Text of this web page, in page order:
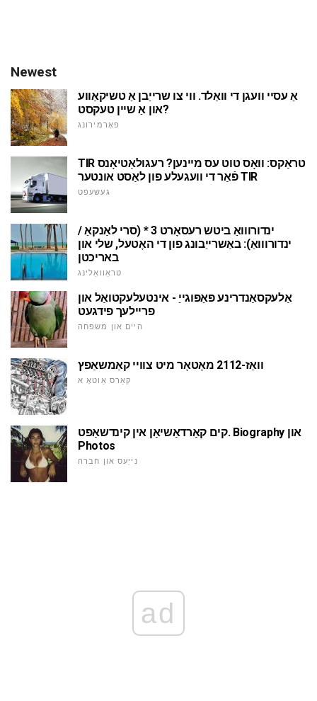
Newest
אַ עסיי וועגן די וואַלד. ווי צו שרייַבן אַ טשיקאַווע
און אַ שיין טעקסט?
פאָרמירונג
TIR טראַקס: וואָס טוט עס מיינען? רעגולאַטיאָנס
פֿאַר די וועגעלע פון לאַסט אונטער TIR
געשעפט
ינדורווואַ ביטש רעסאָרט 3 * (סרי לאַנקאַ /
ינדורווואַ): באַשרייַבונג פון די האָטעל, שלי און
באריכטן
טראַוואַלינג
אַלעקסאַנדרינע פּאַפּוגייַ - אינטעלעקטואַל און
פריילעך פידגעט
היים און משפּחה
וואַז-2112 מאָטאָר מיט צוויי קאַמשאַפץ
קאַרס אַוטאָ א
קים קאַרדאַשיאַן אין קינדשאַפט. Biography און
Photos
נייַעס און חברה
ad